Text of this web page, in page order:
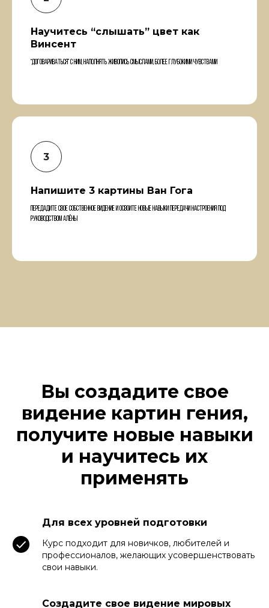
Научитесь “слышать” цвет как
Винсент
“Договариваться” с ним, наполнять живопись смыслами, более глубокими чувствами
Напишите 3 картины Ван Гога
Передадите свое собственное видение и освоите новые навыки передачи настроения под
руководством Алёны
Вы создадите свое
видение картин гения,
получите новые навыки
и научитесь их
применять
Для всех уровней подготовки
Курс подходит для новичков, любителей и
профессионалов, желающих усовершенствовать
свои навыки.
Создадите свое видение мировых